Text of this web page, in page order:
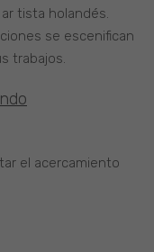
tista holandés.
se escenifican
trabajos.
el acercamiento